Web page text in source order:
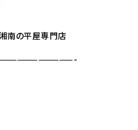
南の平屋専門店